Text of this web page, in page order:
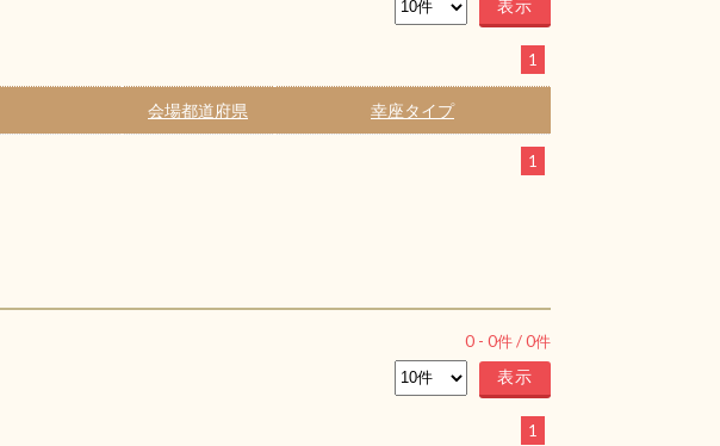
1
会場都道府県 幸座タイプ
1
0 - 0件 /0件
1